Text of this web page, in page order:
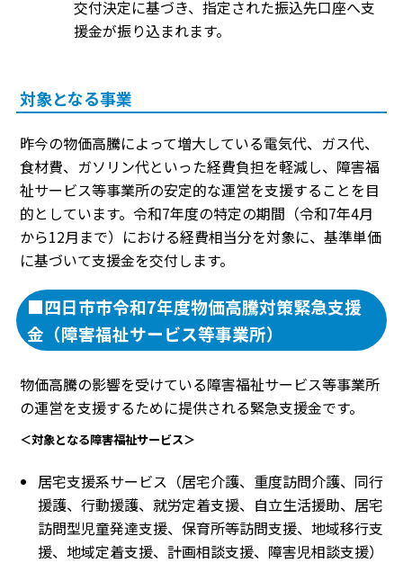
交付決定に基づき、指定された振込先口座へ支
援金が振り込まれます。
対象となる事業
昨今の物価高騰によって増大している電気代、ガス代、
食材費、ガソリン代といった経費負担を軽減し、障害福
祉サービス等事業所の安定的な運営を支援することを目
的としています。令和7年度の特定の期間（令和7年4月
から12月まで）における経費相当分を対象に、基準単価
に基づいて支援金を交付します。
■四日市市令和7年度物価高騰対策緊急支援
金（障害福祉サービス等事業所）
物価高騰の影響を受けている障害福祉サービス等事業所
の運営を支援するために提供される緊急支援金です。
＜対象となる障害福祉サービス＞
居宅支援系サービス（居宅介護、重度訪問介護、同行
援護、行動援護、就労定着支援、自立生活援助、居宅
訪問型児童発達支援、保育所等訪問支援、地域移行支
援、地域定着支援、計画相談支援、障害児相談支援）